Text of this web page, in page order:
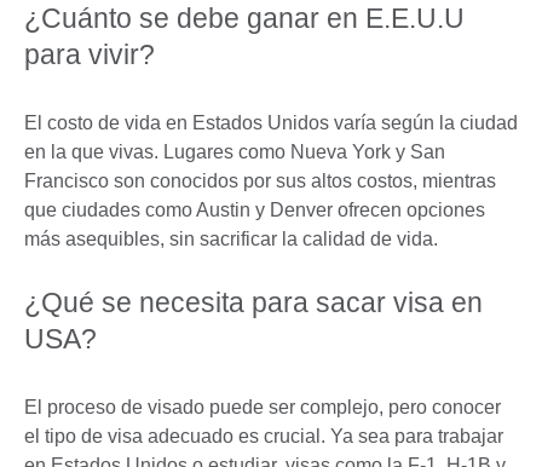
¿Cuánto se debe ganar en E.E.U.U
para vivir?
El costo de vida en Estados Unidos varía según la ciudad
en la que vivas. Lugares como Nueva York y San
Francisco son conocidos por sus altos costos, mientras
que ciudades como Austin y Denver ofrecen opciones
más asequibles, sin sacrificar la calidad de vida.
¿Qué se necesita para sacar visa en
USA?
El proceso de visado puede ser complejo, pero conocer
el tipo de visa adecuado es crucial. Ya sea para trabajar